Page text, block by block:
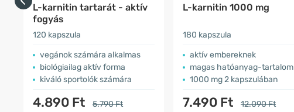
L-karnitin tartarát - aktív
fogyás
120 kapszula
vegánok számára alkalmas
biológiailag aktív forma
kiváló sportolók számára
4.890 Ft 5.790 Ft
L-karnitin 1000 mg
180 kapszula
aktív embereknek
magas hatóanyag-tartalom
1000 mg 2 kapszulában
7.490 Ft 12.090 Ft